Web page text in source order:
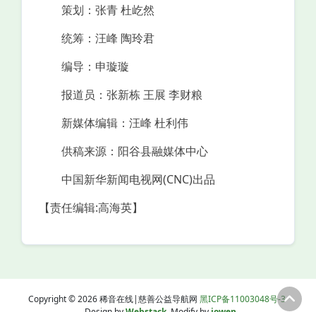
策划：张青 杜屹然
统筹：汪峰 陶玲君
编导：申璇璇
报道员：张新栋 王展 李财粮
新媒体编辑：汪峰 杜利伟
供稿来源：阳谷县融媒体中心
中国新华新闻电视网(CNC)出品
【责任编辑:高海英】
Copyright © 2026 稀音在线|慈善公益导航网 黑ICP备11003048号-3